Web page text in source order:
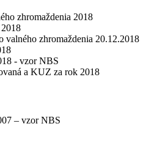
zhromaždenia 2018
valného zhromaždenia 20.12.2018
- vzor NBS
a KUZ za rok 2018
– vzor NBS